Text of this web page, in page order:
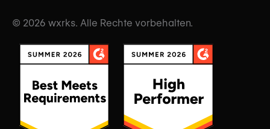
© 2026 wxrks. Alle Rechte vorbehalten.